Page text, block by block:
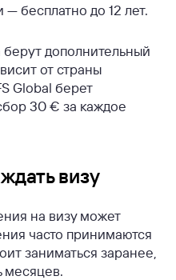
бесплатно до 12 лет.
берут дополнительный
от страны
Global берет
30 € за каждое
визу
на визу может
часто принимаются
заниматься заранее,
месяцев.